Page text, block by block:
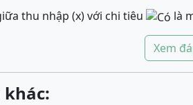
thu nhập (x) với chi tiêu
là
Xem
khác: